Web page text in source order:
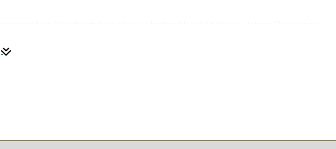
herkömmlichen Kalottenhochtönern bietet dieser Treiber ein luftigeres Klangbild,